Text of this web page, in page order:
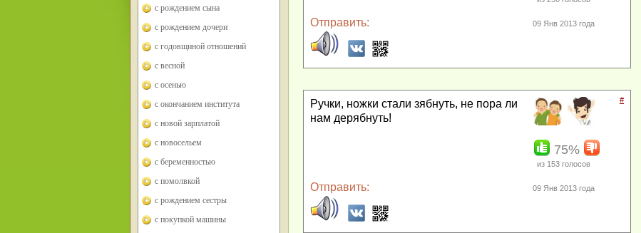
с рождением сына
с рождением дочери
с годовщиной отношений
с весной
с осенью
с окончанием института
с новой зарплатой
с новосельем
с беременностью
с помолвкой
с рождением сестры
с покупкой машины
Отправить: 09 Янв 2013 года
Ручки, ножки стали зябнуть, не пора ли
нам дерябнуть!
#
75%
из 153 голосов
Отправить: 09 Янв 2013 года